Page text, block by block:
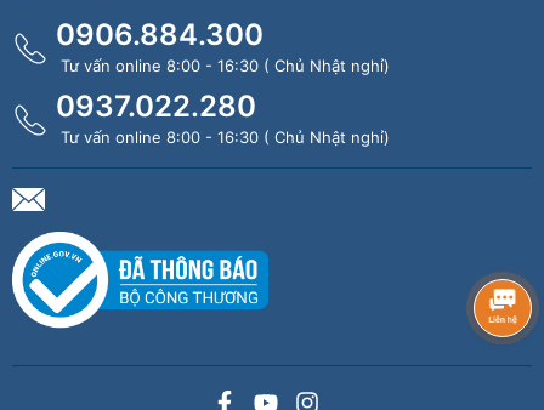
0906.884.300
Tư vấn online 8:00 - 16:30 ( Chủ Nhật nghỉ)
0937.022.280
Tư vấn online 8:00 - 16:30 ( Chủ Nhật nghỉ)